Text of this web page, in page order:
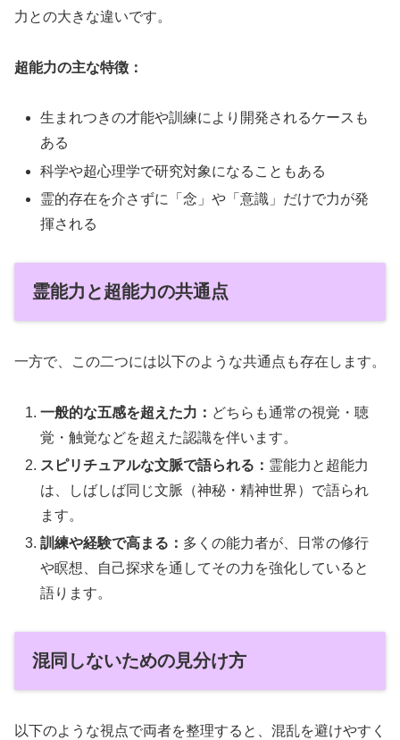
力との大きな違いです。
超能力の主な特徴：
生まれつきの才能や訓練により開発されるケースも
ある
科学や超心理学で研究対象になることもある
霊的存在を介さずに「念」や「意識」だけで力が発
揮される
霊能力と超能力の共通点
一方で、この二つには以下のような共通点も存在します。
一般的な五感を超えた力： どちらも通常の視覚・聴
覚・触覚などを超えた認識を伴います。
スピリチュアルな文脈で語られる： 霊能力と超能力
は、しばしば同じ文脈（神秘・精神世界）で語られ
ます。
訓練や経験で高まる： 多くの能力者が、日常の修行
や瞑想、自己探求を通してその力を強化していると
語ります。
混同しないための見分け方
以下のような視点で両者を整理すると、混乱を避けやすく